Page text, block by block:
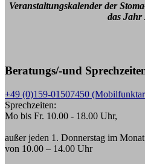
Veranstaltungskalender der
das Jahr
Beratungs/-und
+49 (0)159-01507450
Sprechzeiten:
Mo bis Fr. 10.00 - 18.00 Uhr,
außer jeden 1. Donnerstag im
von 10.00 – 14.00 Uhr